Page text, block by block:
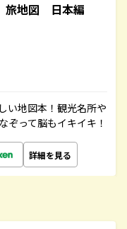
旅地図 日本編
い地図本！観光名所や
ぞって脳もイキイキ！
詳細を見る